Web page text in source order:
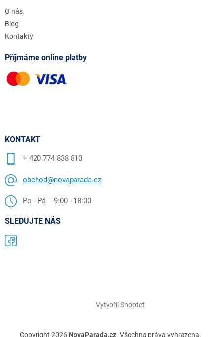
O nás
Blog
Kontakty
Příjmáme online platby
KONTAKT
+ 420 774 838 810
obchod@novaparada.cz
Po - Pá 9:00 - 18:00
SLEDUJTE NÁS
Vytvořil Shoptet
Copyright 2026 NovaParada.cz. Všechna práva vyhrazena.